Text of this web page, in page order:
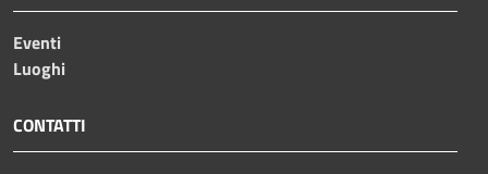
Eventi
Luoghi
CONTATTI